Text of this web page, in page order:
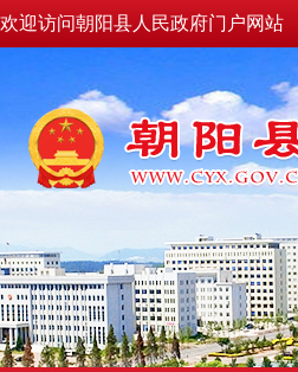
欢迎访问朝阳县人民政府门户网站